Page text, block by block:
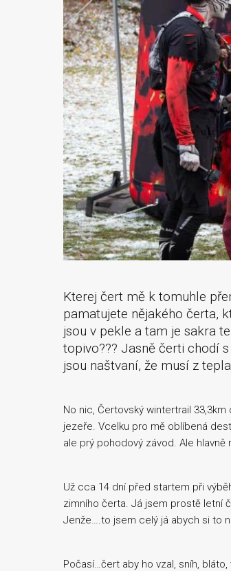
Kterej čert mě k tomuhle
pamatujete nějakého čerta,
jsou v pekle a tam je sakra
topivo??? Jasně čerti chodí
jsou naštvaní, že musí z
No nic, Čertovský wintertrail
jezeře. Vcelku pro mě oblíbená
ale prý pohodový závod. Ale hlavně
Už cca 14 dní před startem při
zimního čerta. Já jsem prostě letní
Jenže….to jsem celý já abych si to
Počasí…čert aby ho vzal, sníh,